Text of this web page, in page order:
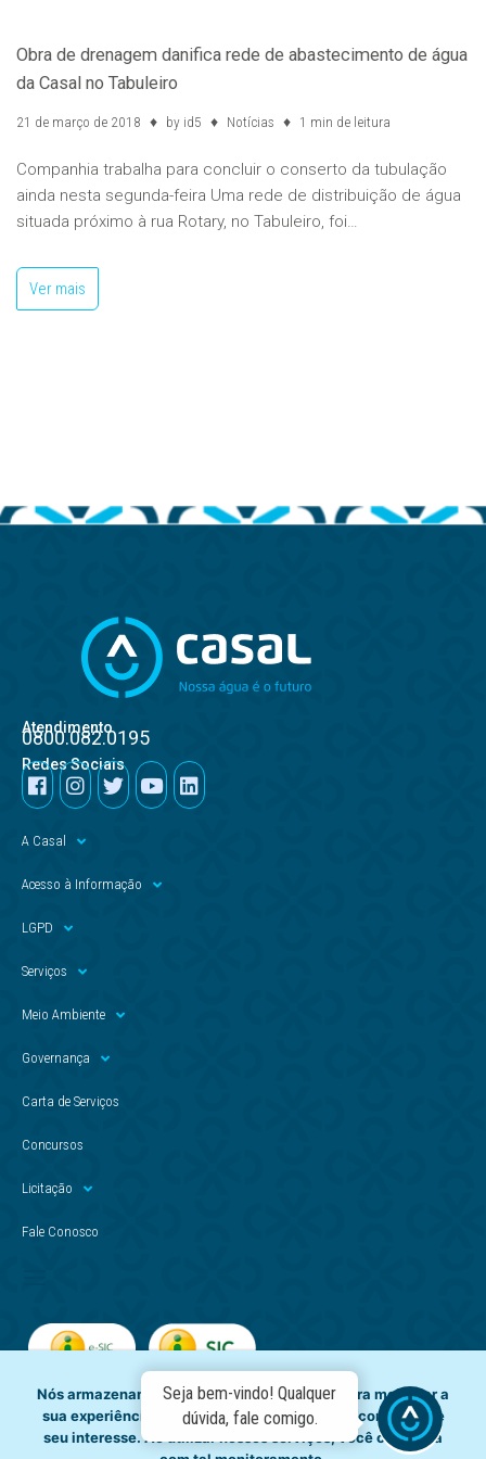
Obra de drenagem danifica rede de abastecimento de água
da Casal no Tabuleiro
21 de março de 2018 by id5 Notícias 1 min de leitura
Companhia trabalha para concluir o conserto da tubulação
ainda nesta segunda-feira Uma rede de distribuição de água
situada próximo à rua Rotary, no Tabuleiro, foi…
Ver mais
Atendimento
0800.082.0195
Redes Sociais
A Casal
Acesso à Informação
LGPD
Serviços
Meio Ambiente
Governança
Carta de Serviços
Concursos
Licitação
Fale Conosco
Nós armazenamos dados temporariamente para melhorar a
sua experiência de navegação e recomendar conteúdo de
seu interesse. Ao utilizar nossos serviços, você concorda
Seja bem-vindo! Qualquer
dúvida, fale comigo.